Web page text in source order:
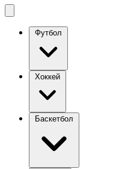
Футбол
Хоккей
Баскетбол